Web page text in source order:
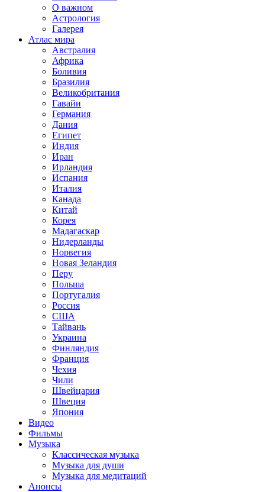
О важном
Астрология
Галерея
Атлас мира
Австралия
Африка
Боливия
Бразилия
Великобритания
Гавайи
Германия
Дания
Египет
Индия
Иран
Ирландия
Испания
Италия
Канада
Китай
Корея
Мадагаскар
Нидерланды
Норвегия
Новая Зеландия
Перу
Польша
Португалия
Россия
США
Тайвань
Украина
Финляндия
Франция
Чехия
Чили
Швейцария
Швеция
Япония
Видео
Фильмы
Музыка
Классическая музыка
Музыка для души
Музыка для медитаций
Анонсы